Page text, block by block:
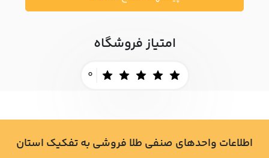
امتیاز فروشگاه
0
اطلاعات واحدهای صنفی طلا فروشی به تفکیک استان